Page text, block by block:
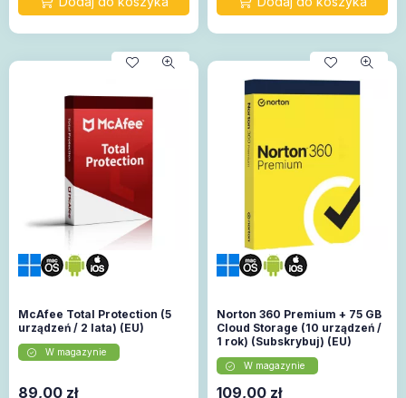
McAfee Total Protection (5
urządzeń / 2 lata) (EU)
W magazynie
89,00 zł
Norton 360 Premium + 75 GB
Cloud Storage (10 urządzeń /
1 rok) (Subskrybuj) (EU)
W magazynie
109,00 zł